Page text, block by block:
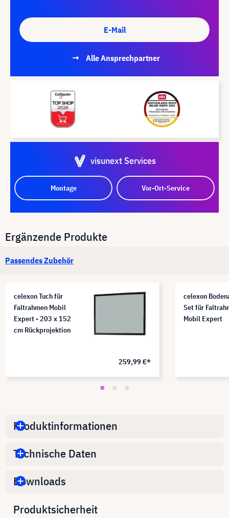
E-Mail
Alle Ansprechpartner
visunext Services
Montage Vor-Ort-Service
Ergänzende Produkte
Passendes Zubehör
celexon Tuch für
Faltrahmen Mobil
Expert - 203 x 152
cm Rückprojektion
259,99 €*
celexon
Set für
Mobil Expert
Produktinformationen
Technische Daten
Downloads
Produktsicherheit